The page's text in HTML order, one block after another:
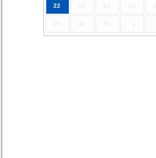
22